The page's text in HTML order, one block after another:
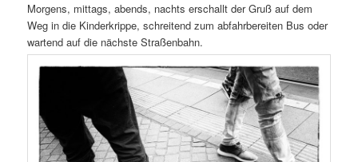
Morgens, mittags, abends, nachts erschallt der Gruß auf dem
Weg in die Kinderkrippe, schreitend zum abfahrbereiten Bus oder
wartend auf die nächste Straßenbahn.